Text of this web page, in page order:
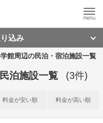
込み
館周辺の民泊・宿泊施設一覧
泊施設一覧 (3件)
料金が安い順 料金が高い順